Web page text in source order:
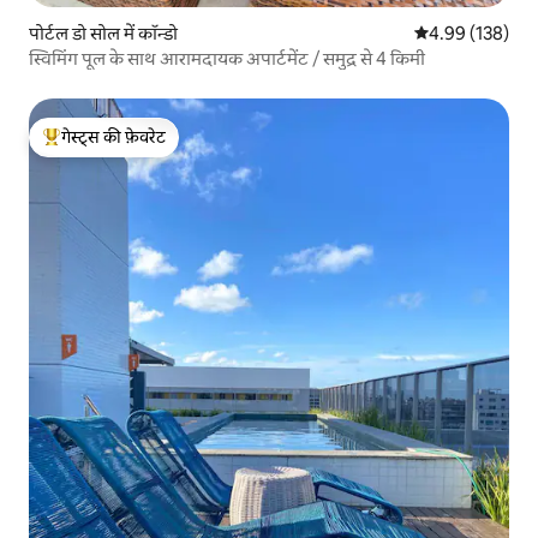
पोर्टल डो सोल में कॉन्डो औसत रेटिंग 5 में से
4.99 (138)
स्विमिंग पूल के साथ आरामदायक अपार्टमेंट / समुद्र से 4 किमी
गेस्ट्स का टॉप फ़ेवरेट
गेस्ट्स की फ़ेवरेट